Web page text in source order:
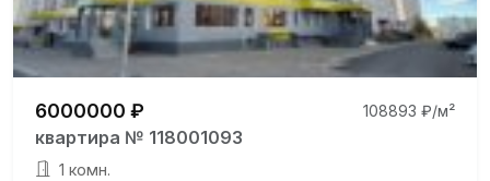
6000000 ₽ 108893 ₽/м²
квартира № 118001093
1 комн.